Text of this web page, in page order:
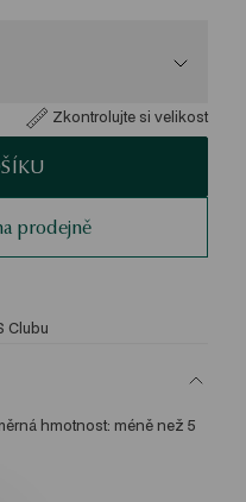
Zkontrolujte si velikost
prodejně
Clubu
hmotnost: méně než 5